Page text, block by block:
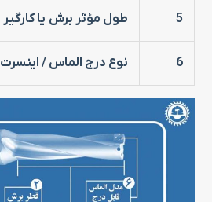
5 طول مؤثر برش یا کارگیر
6 نوع درج الماس / اینسرت